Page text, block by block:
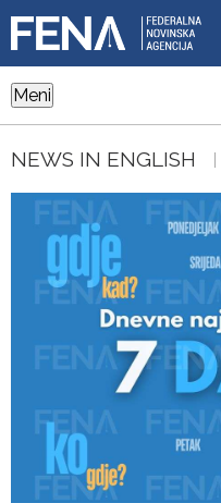
Meni
NEWS IN ENGLISH